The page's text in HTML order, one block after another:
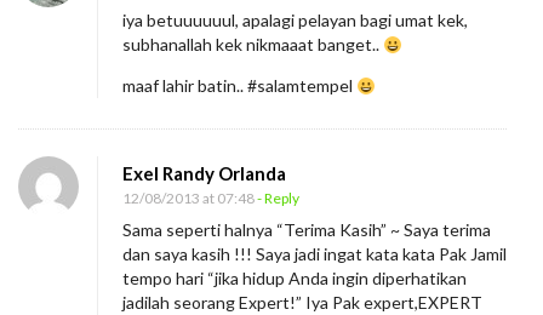
n
d
i
P
e
l
a
iya betuuuuuul, apalagi pelayan bagi umat kek,
subhanallah kek nikmaaat banget..
maaf lahir batin.. #salamtempel
Exel Randy Orlanda
12/08/2013 at 07:48- Reply
Sama seperti halnya “Terima Kasih” ~ Saya terima
dan saya kasih !!! Saya jadi ingat kata kata Pak Jamil
tempo hari “jika hidup Anda ingin diperhatikan
jadilah seorang Expert!” Iya Pak expert,EXPERT